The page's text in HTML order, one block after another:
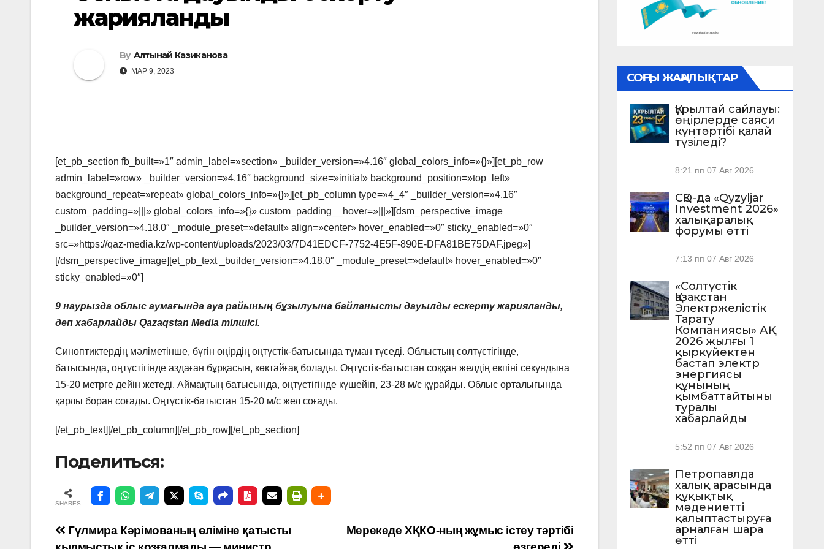
жарияланды
By Алтынай Казиканова
МАР 9, 2023
[et_pb_section fb_built=»1″ admin_label=»section» _builder_version=»4.16″ global_colors_info=»{}»][et_pb_row
admin_label=»row» _builder_version=»4.16″ background_size=»initial» background_position=»top_left»
background_repeat=»repeat» global_colors_info=»{}»][et_pb_column type=»4_4″ _builder_version=»4.16″
custom_padding=»|||» global_colors_info=»{}» custom_padding__hover=»|||»][dsm_perspective_image
_builder_version=»4.18.0″ _module_preset=»default» align=»center» hover_enabled=»0″ sticky_enabled=»0″
src=»https://qaz-media.kz/wp-content/uploads/2023/03/7D41EDCF-7752-4E5F-890E-DFA81BE75DAF.jpeg»]
[/dsm_perspective_image][et_pb_text _builder_version=»4.18.0″ _module_preset=»default» hover_enabled=»0″
sticky_enabled=»0″]
9 наурызда облыс аумағында ауа райының бұзылуына байланысты дауылды ескерту жарияланды,
деп хабарлайды Qazaqstan Media тілшісі.
Синоптиктердің мәліметінше, бүгін өңірдің оңтүстік-батысында тұман түседі. Облыстың солтүстігінде,
батысында, оңтүстігінде аздаған бұрқасын, көктайғақ болады. Оңтүстік-батыстан соққан желдің екпіні секундына
15-20 метрге дейін жетеді. Аймақтың батысында, оңтүстігінде күшейіп, 23-28 м/с құрайды. Облыс орталығында
қарлы боран соғады. Оңтүстік-батыстан 15-20 м/с жел соғады.
[/et_pb_text][/et_pb_column][/et_pb_row][/et_pb_section]
Поделиться:
SHARES
Навигация
Мерекеде ХҚКО-ның жұмыс істеу тәртібі
Гүлмира Кәрімованың өліміне қатысты
СОҢҒЫ ЖАҢАЛЫҚТАР
Құрылтай сайлауы:
өңірлерде саяси
күнтәртібі қалай
түзіледі?
8:21 пп 07 Авг 2026
СҚО-да «Qyzyljar
Investment 2026»
халықаралық
форумы өтті
7:13 пп 07 Авг 2026
«Солтүстік
Қазақстан
Электржелістік
Тарату
Компаниясы» АҚ
2026 жылғы 1
қыркүйектен
бастап электр
энергиясы
құнының
қымбаттайтыны
туралы
хабарлайды
5:52 пп 07 Авг 2026
Петропавлда
халық арасында
құқықтық
мәдениетті
қалыптастыруға
арналған шара
өтті